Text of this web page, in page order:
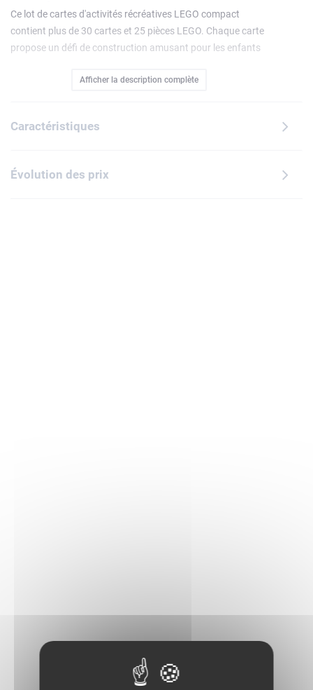
Ce lot de cartes d'activités récréatives LEGO compact
contient plus de 30 cartes et 25 pièces LEGO. Chaque carte
propose un défi de construction amusant pour les enfants
ce jeu créatif en solo, en famille ou avec des amis.
Afficher la description complète
Caractéristiques
Évolution des prix